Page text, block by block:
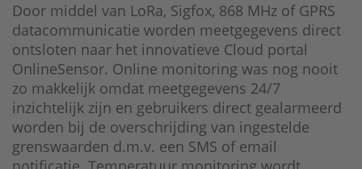
Door middel van LoRa, Sigfox, 868 MHz of GPRS
datacommunicatie worden meetgegevens direct
ontsloten naar het innovatieve Cloud portal
OnlineSensor. Online monitoring was nog nooit
zo makkelijk omdat meetgegevens 24/7
inzichtelijk zijn en gebruikers direct gealarmeerd
worden bij de overschrijding van ingestelde
grenswaarden d.m.v. een SMS of email